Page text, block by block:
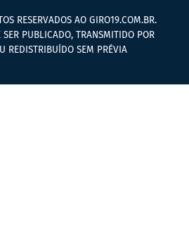
RESERVADOS AO GIRO19.COM.BR.
SER PUBLICADO, TRANSMITIDO POR
REDISTRIBUÍDO SEM PRÉVIA